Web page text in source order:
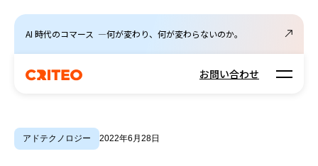
AI 時代のコマース ―何が変わり、何が変わらないのか。
お問い合わせ Open
アドテクノロジー 2022年6月28日